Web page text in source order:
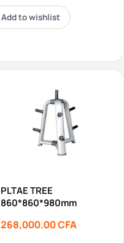
Add to wishlist
PLTAE TREE
860*860*980mm
268,000.00CFA